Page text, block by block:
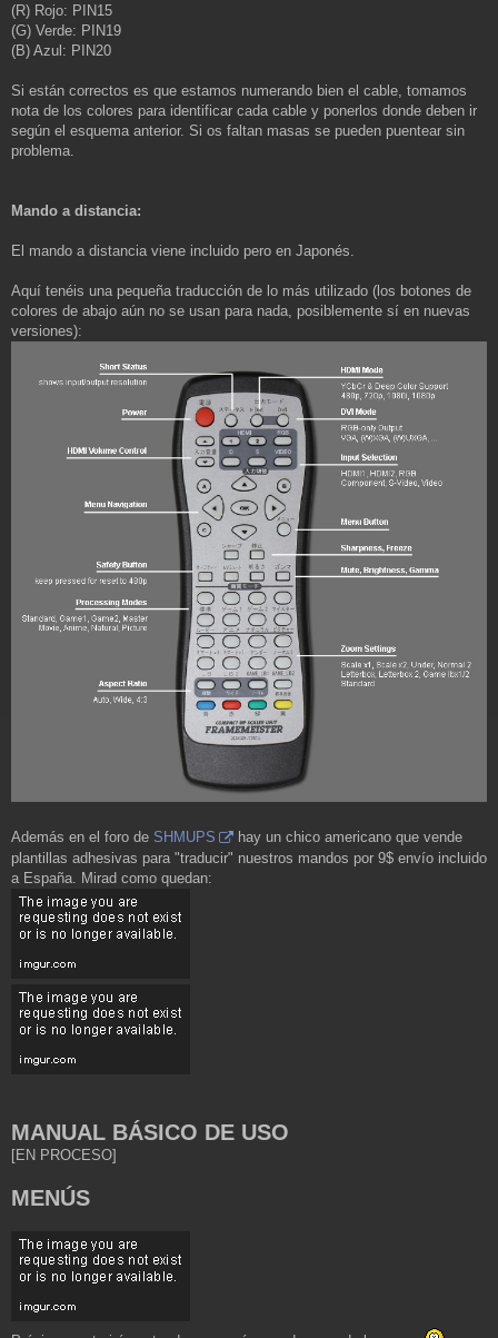
(R) Rojo: PIN15
(G) Verde: PIN19
(B) Azul: PIN20
Si están correctos es que estamos numerando bien el cable, tomamos
nota de los colores para identificar cada cable y ponerlos donde deben ir
según el esquema anterior. Si os faltan masas se pueden puentear sin
problema.
Mando a distancia:
El mando a distancia viene incluido pero en Japonés.
Aquí tenéis una pequeña traducción de lo más utilizado (los botones de
colores de abajo aún no se usan para nada, posiblemente sí en nuevas
versiones):
Además en el foro de SHMUPS
hay un chico americano que vende
plantillas adhesivas para "traducir" nuestros mandos por 9$ envío incluido
a España. Mirad como quedan:
MANUAL BÁSICO DE USO
[EN PROCESO]
MENÚS